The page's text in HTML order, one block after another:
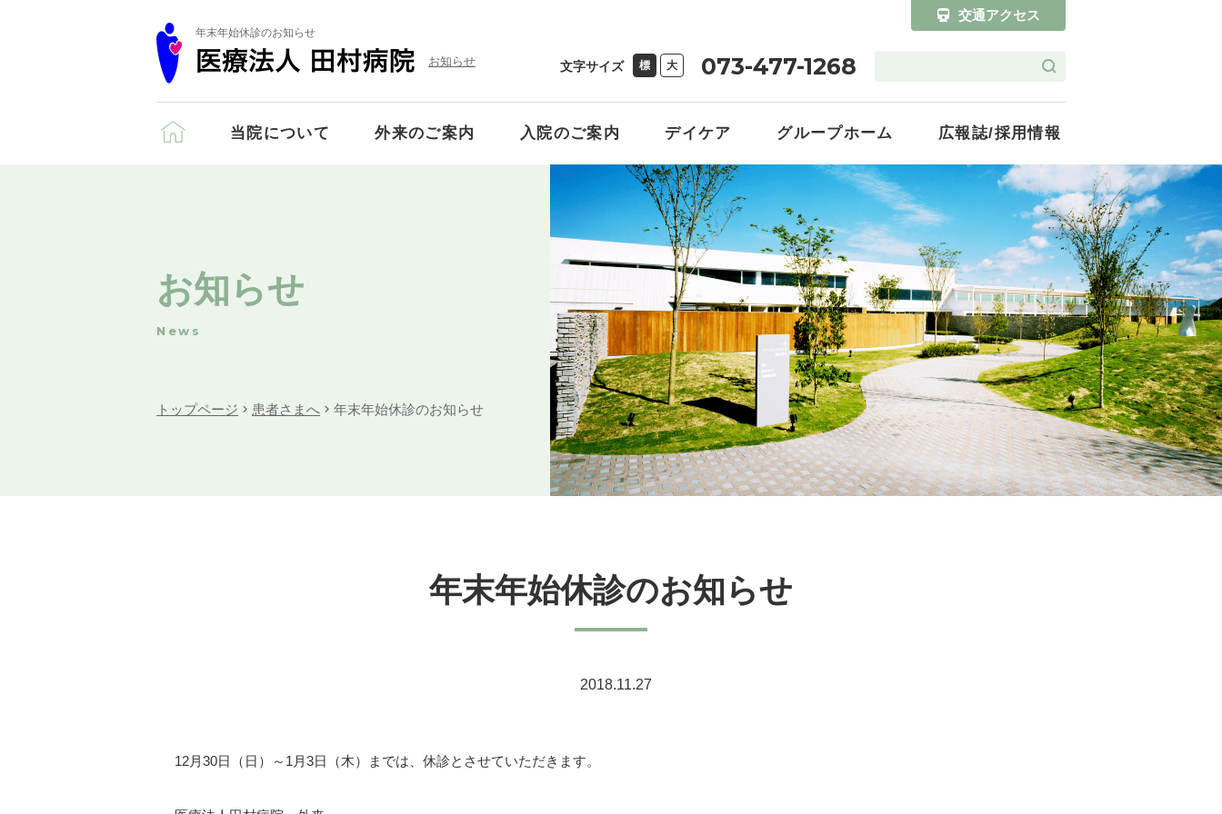
年末年始休診のお知らせ
お知らせ
交通アクセス
文字サイズ 標 大 073-477-1268
当院について 外来のご案内 入院のご案内 デイケア グループホーム 広報誌/採用情報
お知らせ
News
トップページ 患者さまへ 年末年始休診のお知らせ
年末年始休診のお知らせ
2018.11.27
12月30日（日）～1月3日（木）までは、休診とさせていただきます。